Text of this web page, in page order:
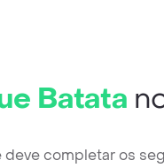
Batata
deve completar os